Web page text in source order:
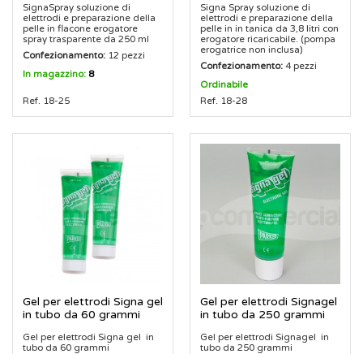
SignaSpray soluzione di
elettrodi e preparazione della
pelle in flacone erogatore
spray trasparente da 250 ml
Confezionamento: 12 pezzi
In magazzino: 8
Ref. 18-25
Signa Spray soluzione di
elettrodi e preparazione della
pelle in in tanica da 3,8 litri con
erogatore ricaricabile. (pompa
erogatrice non inclusa)
Confezionamento: 4 pezzi
Ordinabile
Ref. 18-28
Gel per elettrodi Signa gel
in tubo da 60 grammi
Gel per elettrodi Signa gel in
tubo da 60 grammi
Gel per elettrodi Signagel
in tubo da 250 grammi
Gel per elettrodi Signagel in
tubo da 250 grammi